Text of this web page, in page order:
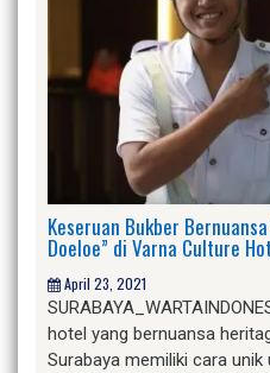
Keseruan Bukber
Doeloe” di Varna Culture
April 23, 2021
hotel yang bernuansa
Surabaya memiliki cara